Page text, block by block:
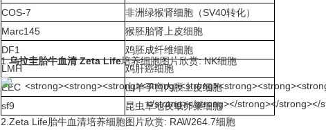
COS-7
非洲绿猴肾细胞（SV40转化）
Marc145
猴胚胎肾上皮细胞
DF1
鸡胚成纤维细胞
LMH
鸡肝癌细胞
EEC
山羊子宫内膜上皮细胞
sf9
昆虫草地夜蛾卵巢细胞
1.乌拉圭胎牛血清 Zeta Life培养细胞图片欣赏: NK细胞
2.Zeta Life胎牛血清培养细胞图片欣赏: RAW264.7细胞